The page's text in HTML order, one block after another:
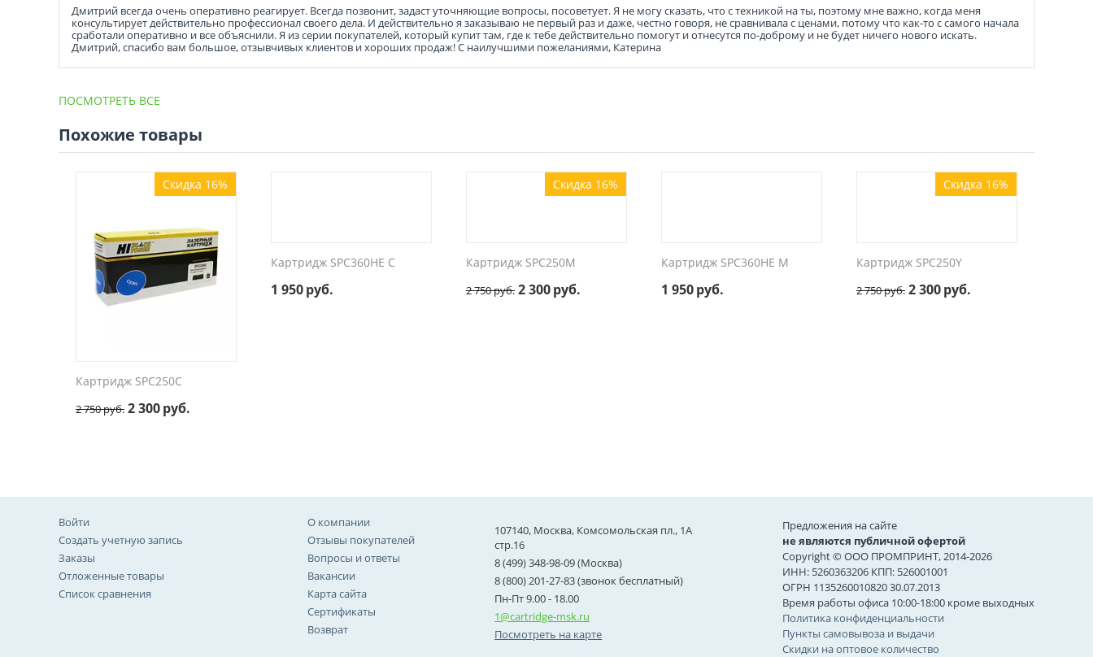
Дмитрий всегда очень оперативно реагирует. Всегда позвонит, задаст уточняющие вопросы, посоветует. Я не могу сказать, что с техникой на ты, поэтому мне важно, когда меня
консультирует действительно профессионал своего дела. И действительно я заказываю не первый раз и даже, честно говоря, не сравнивала с ценами, потому что как-то с самого начала
сработали оперативно и все объяснили. Я из серии покупателей, который купит там, где к тебе действительно помогут и отнесутся по-доброму и не будет ничего нового искать.
Дмитрий, спасибо вам большое, отзывчивых клиентов и хороших продаж! С наилучшими пожеланиями, Катерина
ПОСМОТРЕТЬ ВСЕ
Похожие товары
Скидка 16%
Картридж SPC250C
2 750руб. 2 300руб.
Картридж SPC360HE C
1 950руб.
Скидка 16%
Картридж SPC250M
2 750руб. 2 300руб.
Картридж SPC360HE M
1 950руб.
Скидка 16%
Картридж SPC250Y
2 750руб. 2 300руб.
Войти
Создать учетную запись
Заказы
Отложенные товары
Список сравнения
О компании
Отзывы покупателей
Вопросы и ответы
Вакансии
Карта сайта
Сертификаты
Возврат
107140, Москва, Комсомольская пл., 1А
стр.16
8 (499) 348-98-09 (Москва)
8 (800) 201-27-83 (звонок бесплатный)
Пн-Пт 9.00 - 18.00
1@cartridge-msk.ru
Посмотреть на карте
Предложения на сайте
не являются публичной офертой
Copyright © ООО ПРОМПРИНТ, 2014-2026
ИНН: 5260363206 КПП: 526001001
ОГРН 1135260010820 30.07.2013
Время работы офиса 10:00-18:00 кроме выходных
Политика конфиденциальности
Пункты самовывоза и выдачи
Скидки на оптовое количество